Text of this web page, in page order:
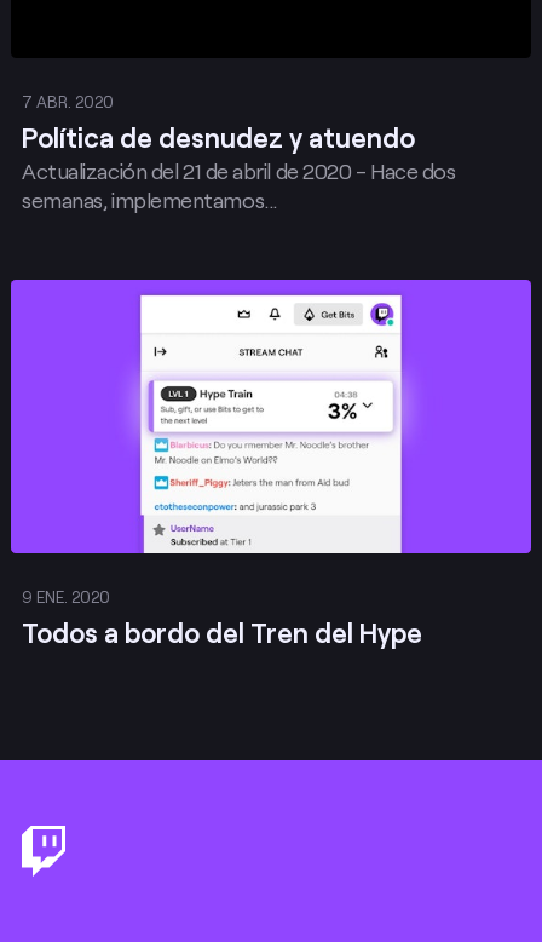
7 ABR. 2020
Política de desnudez y atuendo
Actualización del 21 de abril de 2020 - Hace dos
semanas, implementamos...
9 ENE. 2020
Todos a bordo del Tren del Hype